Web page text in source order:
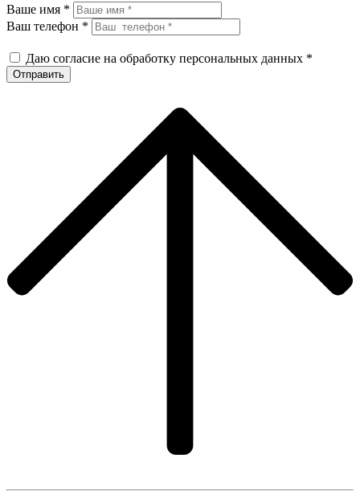
Ваше имя *
Ваш телефон *
Даю согласие на обработку персональных данных *